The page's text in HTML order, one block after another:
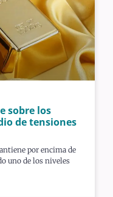
sobre los
de tensiones
por encima de
uno de los niveles